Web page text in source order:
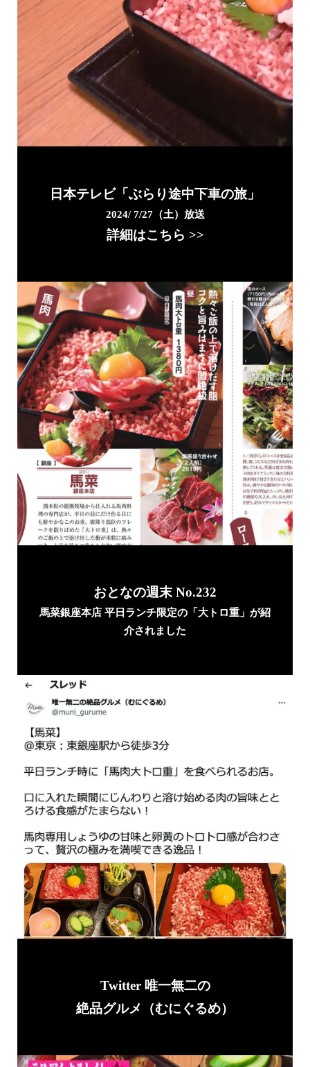
日本テレビ「ぶらり途中下車の旅」
2024/ 7/27（土）放送
詳細はこちら >>
おとなの週末 No.232
馬菜銀座本店 平日ランチ限定の「大トロ重」が紹
介されました
Twitter 唯一無二の
絶品グルメ（むにぐるめ）